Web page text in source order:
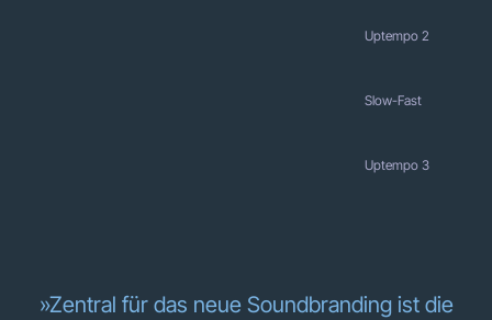
Uptempo 2
Slow-Fast
Uptempo 3
»Zentral für das neue Soundbranding ist die